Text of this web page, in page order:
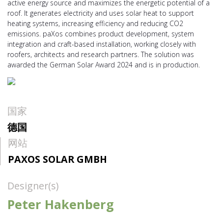
active energy source and maximizes the energetic potential of a
roof. It generates electricity and uses solar heat to support
heating systems, increasing efficiency and reducing CO2
emissions. paXos combines product development, system
integration and craft-based installation, working closely with
roofers, architects and research partners. The solution was
awarded the German Solar Award 2024 and is in production.
国家
德国
网站
PAXOS SOLAR GMBH
Designer(s)
Peter Hakenberg